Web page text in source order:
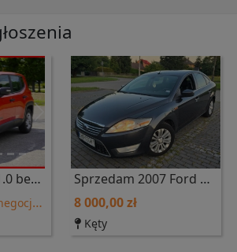
Next
Jeep Renegade 1.0 benzyna 120 KM 27 listopad 2020 r, przebieg 44000 km
Sprzedam 2007 Ford Mondeo 1,8 TDCI
8 000,00 zł
Kęty